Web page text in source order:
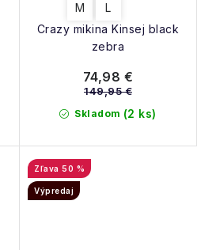
Crazy mikina Kinsej black
zebra
M L
Skladom (2 ks)
74,98 €
149,95 €
50 %
Výpredaj